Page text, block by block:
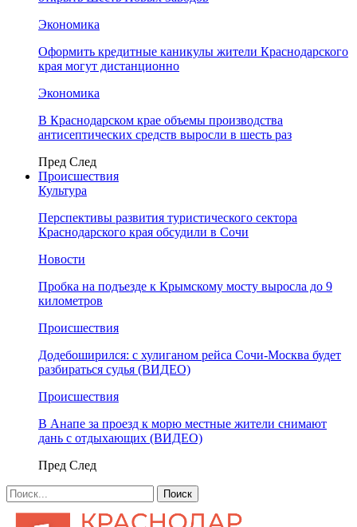
Экономика
Оформить кредитные каникулы жители Краснодарского
края могут дистанционно
Экономика
В Краснодарском крае объемы производства
антисептических средств выросли в шесть раз
Пред След
Происшествия
Культура
Перспективы развития туристического сектора
Краснодарского края обсудили в Сочи
Новости
Пробка на подъезде к Крымскому мосту выросла до 9
километров
Происшествия
Додебоширился: с хулиганом рейса Сочи-Москва будет
разбираться судья (ВИДЕО)
Происшествия
В Анапе за проезд к морю местные жители снимают
дань с отдыхающих (ВИДЕО)
Пред След